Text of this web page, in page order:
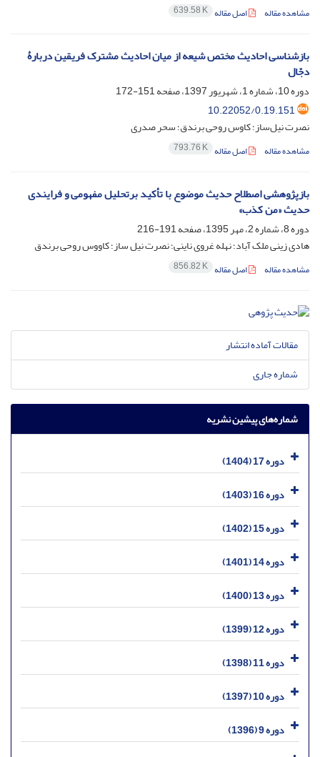
مشاهده مقاله اصل مقاله 639.58 K
بازشناسی احادیث مختص شیعه از میان احادیث مشترک فریقین دربارۀ
دجّال
دوره 10، شماره 1، شهریور 1397، صفحه
151-172
10.22052/0.19.151
نصرت نیل‌ساز؛ کاوس روحی برندق؛ سحر صدری
مشاهده مقاله اصل مقاله 793.76 K
بازپژوهشی اصطلاح حدیث موضوع با تأکید برتحلیل مفهومی و فرایندی
حدیث «من کذب»
دوره 8، شماره 2، مهر 1395، صفحه
191-216
هادی زینی ملک آباد؛ نهله غروی ناینی؛ نصرت نیل ساز؛ کاووس روحی برندق
مشاهده مقاله اصل مقاله 856.82 K
مقالات آماده انتشار
شماره جاری
شماره‌های پیشین نشریه
دوره 17 (1404)
دوره 16 (1403)
دوره 15 (1402)
دوره 14 (1401)
دوره 13 (1400)
دوره 12 (1399)
دوره 11 (1398)
دوره 10 (1397)
دوره 9 (1396)